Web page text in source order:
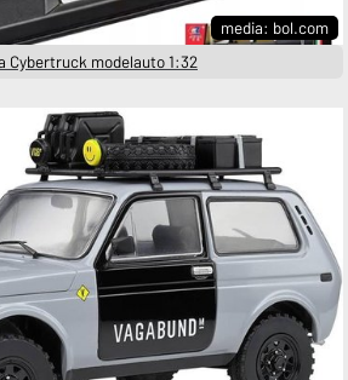
media: bol.com
Cybertruck modelauto 1:32